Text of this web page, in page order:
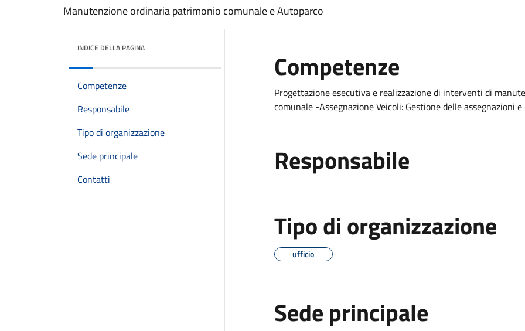
Manutenzione ordinaria patrimonio comunale e Autoparco
INDICE DELLA PAGINA
Competenze
Responsabile
Tipo di organizzazione
Sede principale
Contatti
Competenze
Progettazione esecutiva e realizzazione di interventi di
comunale -Assegnazione Veicoli: Gestione delle assegnazioni
Responsabile
Tipo di organizzazione
ufficio
Sede principale